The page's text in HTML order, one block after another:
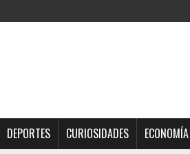
DEPORTES CURIOSIDADES ECONOMÍA